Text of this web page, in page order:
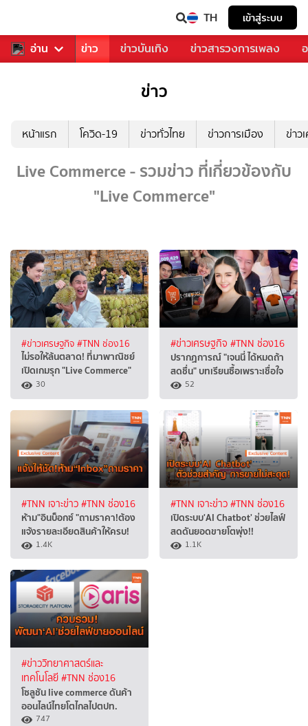
TH เข้าสู่ระบบ
อ่าน
คุณ กีฬา ข่าว ข่าวบันเทิง ข่าวสารวงการเพลง
ข่าว
หน้าแรก โควิด-19 ข่าวทั่วไทย ข่าวการเมือง ข่าว
Live Commerce - รวมข่าว ที่เกี่ยวข้องกับ
"Live Commerce"
#ข่าวเศรษฐกิจ #TNN ช่อง16
ไม่รอให้ล้นตลาด! ที่มาพาณิชย์
เปิดเกมรุก "Live Commerce"
30
#ข่าวเศรษฐกิจ #TNN ช่อง16
ปรากฏการณ์ "เจนนี่ ได้หมดถ้า
สดชื่น" บทเรียนซื้อเพราะเชื่อใจ
52
#TNN เจาะข่าว#TNN ช่อง16
ห้าม"อินบ็อกซ์ "ถามราคา!ต้อง
แจ้งรายละเอียดสินค้าให้ครบ!
1.4K
#TNN เจาะข่าว#TNN ช่อง16
เปิดระบบ'AI Chatbot' ช่วยไลฟ์
สดดันยอดขายโตพุ่ง!!
1.1K
#ข่าววิทยาศาสตร์และ
เทคโนโลยี#TNN ช่อง16
โซลูชัน live commerce ดันค้า
ออนไลน์ไทยโตไกลไปตปท.
747